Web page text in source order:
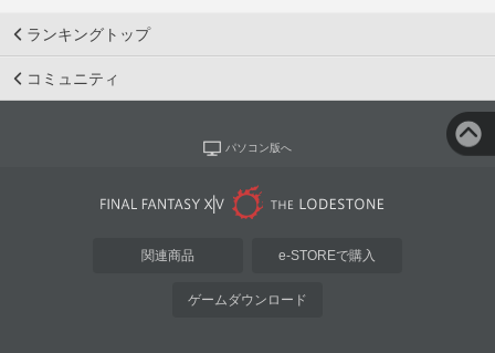
ランキングトップ
コミュニティ
パソコン版へ
関連商品 e-STOREで購入
ゲームダウンロード